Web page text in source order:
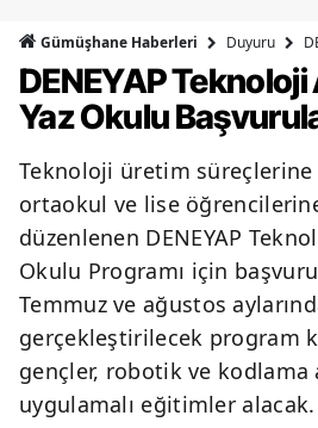
Gümüşhane Haberleri Duyuru
DENEYAP
Yaz Okulu
Teknoloji üretim
ortaokul ve lise
düzenlenen DENEYAP
Okulu Programı için
Temmuz ve ağustos
gerçekleştirilecek program
gençler, robotik ve kodlama
uygulamalı eğitimler alacak.